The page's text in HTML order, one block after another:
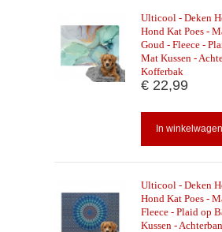
Ulticool - Deken
Hond Kat Poes -
Goud - Fleece -
Mat Kussen -
Kofferbak
€ 22,99
In winkelwagen
Ulticool - Deken
Hond Kat Poes -
Fleece - Plaid op
Kussen -